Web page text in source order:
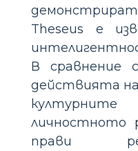
Theseus е
В сравнение
действията
личностното
прави